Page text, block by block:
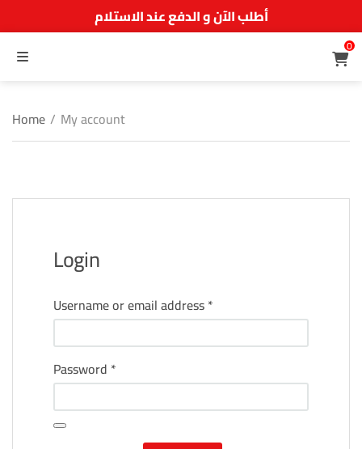
أطلب الآن و الدفع عند الاستلام
MENU
0
Home / My account
Login
Username or email address*
Password *